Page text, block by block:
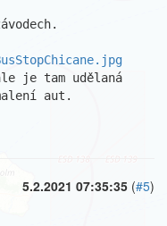
je tam udělaná
aut.
5.2.2021 07:35:35 (#5)